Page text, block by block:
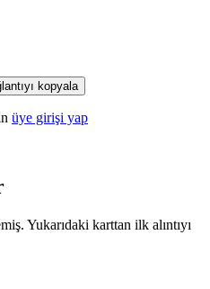
kopyala
üye girişi yap
Yukarıdaki karttan ilk alıntıyı